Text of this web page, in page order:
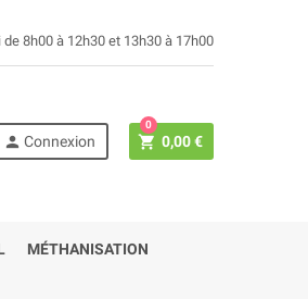
8h00 à 12h30 et 13h30 à 17h00
person Connexion shopping_cart 0,00 €
0
MÉTHANISATION